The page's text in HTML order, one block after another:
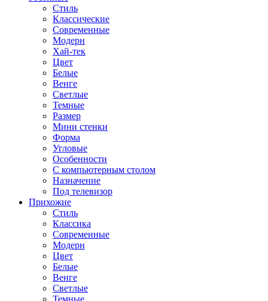
Стиль
Классические
Современные
Модерн
Хай-тек
Цвет
Белые
Венге
Светлые
Темные
Размер
Мини стенки
Форма
Угловые
Особенности
С компьютерным столом
Назначение
Под телевизор
Прихожие
Стиль
Классика
Современные
Модерн
Цвет
Белые
Венге
Светлые
Темные